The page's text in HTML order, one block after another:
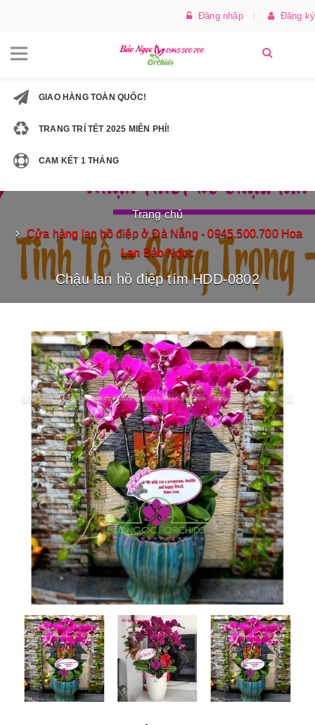
Đăng nhập Đăng ký
GIAO HÀNG TOÀN QUỐC!
TRANG TRÍ TẾT 2025 MIỄN PHÍ!
CAM KẾT 1 THÁNG
Trang chủ
Cửa hàng lan hồ điệp ở Đà Nẵng - 0945.500.700 Hoa
Lan Bảo Ngọc
Chậu lan hồ điệp tím HDD-0802